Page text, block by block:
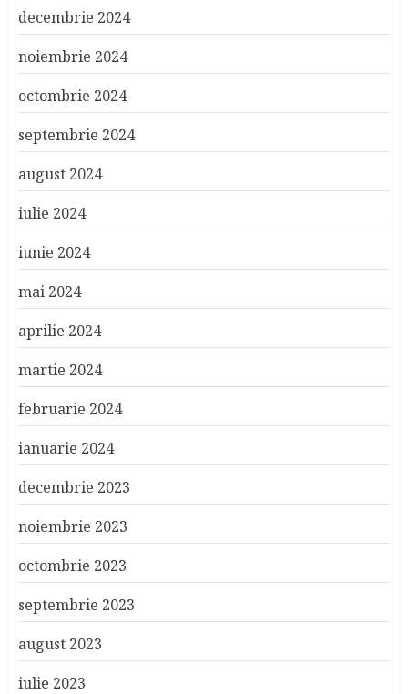
decembrie 2024
noiembrie 2024
octombrie 2024
septembrie 2024
august 2024
iulie 2024
iunie 2024
mai 2024
aprilie 2024
martie 2024
februarie 2024
ianuarie 2024
decembrie 2023
noiembrie 2023
octombrie 2023
septembrie 2023
august 2023
iulie 2023